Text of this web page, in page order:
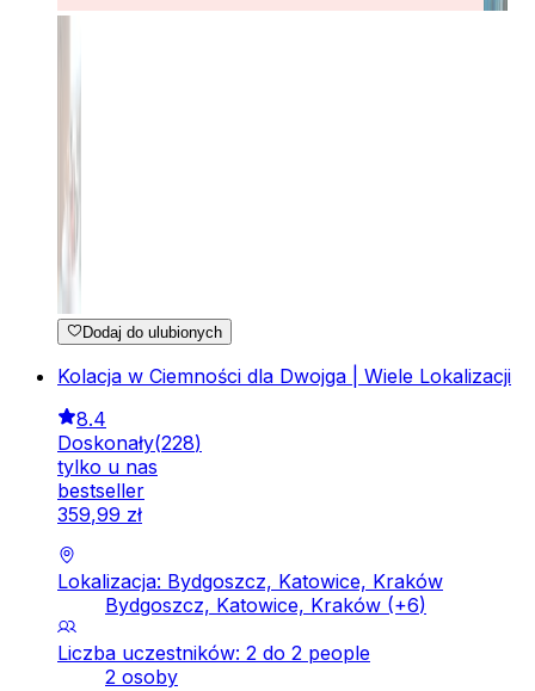
Dodaj do ulubionych
Kolacja w Ciemności dla Dwojga | Wiele Lokalizacji
8.4
Doskonały(228)
tylko u nas
bestseller
359,99 zł
Lokalizacja: Bydgoszcz, Katowice, Kraków
Bydgoszcz, Katowice, Kraków (+6)
Liczba uczestników: 2 do 2 people
2 osoby